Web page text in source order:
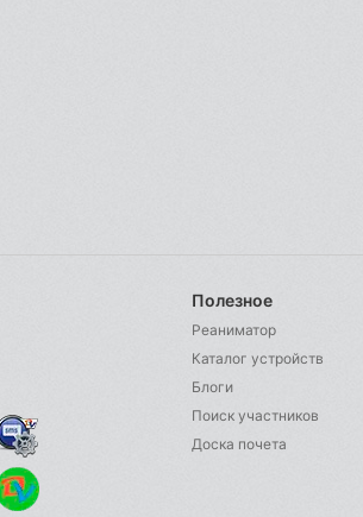
Полезное
Реаниматор
Каталог устройств
Блоги
Поиск участников
Доска почета